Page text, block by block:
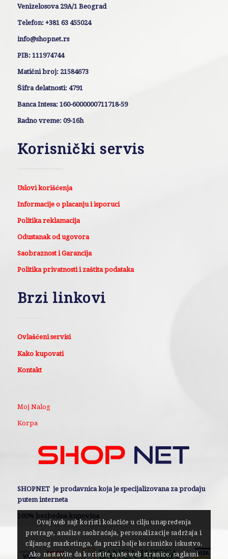
Venizelosova 29A/1 Beograd
Telefon: +381 63 455024
info@shopnet.rs
PIB: 111974744
Matični broj: 21584673
Šifra delatnosti: 4791
Banca Intesa: 160-6000000711718-59
Radno vreme: 09-16h
Korisnički servis
Uslovi korišćenja
Informacije o placanju i isporuci
Politika reklamacija
Odustanak od ugovora
Saobraznost i Garancija
Politika privatnosti i zaštita podataka
Brzi linkovi
Ovlašćeni servisi
Kako kupovati
Kontakt
Moj Nalog
Korpa
SHOPNET je prodavnica koja je specijalizovana za prodaju
putem interneta
100% bezbedna kupovina
Ovaj web sajt koristi kolačiće u cilju unapređenja
pretrage, analize saobraćaja, personalizacije sadržaja i
ciljanog marketinga, da pruži bolje korisničko iskustvo.
Ako nastavite da koristite naše web stranice, saglasni